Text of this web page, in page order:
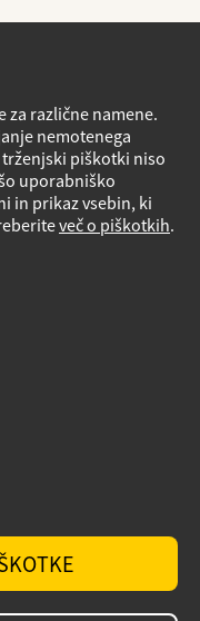
prijaviteljev - The
dobavitelje_izvajalce
za različne namene.
nemotenega
piškotki niso
uporabniško
in prikaz vsebin, ki
več o piškotkih.